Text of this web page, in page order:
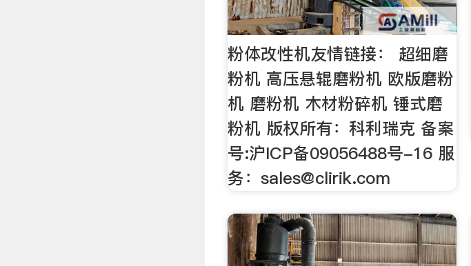
粉体改性机友情链接： 超细磨
粉机 高压悬辊磨粉机 欧版磨粉
机 磨粉机 木材粉碎机 锤式磨
粉机 版权所有：科利瑞克 备案
号:沪ICP备09056488号-16 服
务：sales@clirik.com